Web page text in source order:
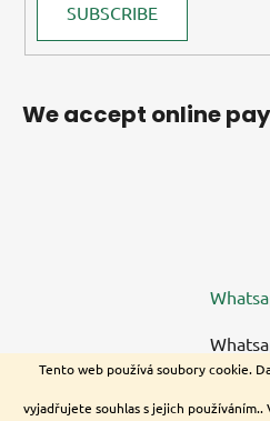
Tento web používá soubory cookie.
vyjadřujete souhlas s jejich používáním..
SUBSCRIBE
We accept online